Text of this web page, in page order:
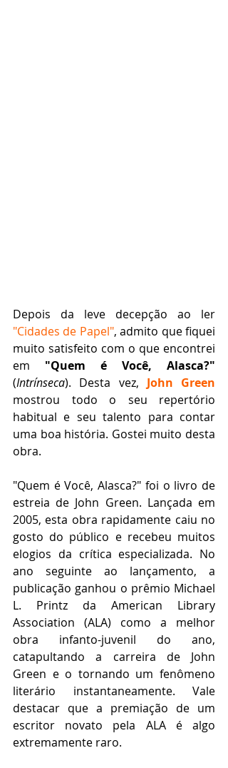
"Cidades de Papel", admito que fiquei
muito satisfeito com o que encontrei
em
(Intrínseca). Desta vez, John Green
mostrou todo o seu repertório
habitual e seu talento para contar
uma boa história. Gostei muito desta
obra.
"Quem é Você, Alasca?" foi o livro de
estreia de John Green. Lançada em
2005, esta obra rapidamente caiu no
gosto do público e recebeu muitos
elogios da crítica especializada. No
ano seguinte ao lançamento, a
publicação ganhou o prêmio Michael
L. Printz da American Library
Association (ALA) como a melhor
obra infanto-juvenil do ano,
catapultando a carreira de John
Green e o tornando um fenômeno
literário instantaneamente. Vale
destacar que a premiação de um
escritor novato pela ALA é algo
extremamente raro.